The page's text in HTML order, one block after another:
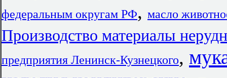
федеральным округам РФ, масло
Производство материалы
предприятия Ленинск-Кузнецкого,